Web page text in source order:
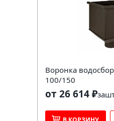
Воронка
100/150
от 26 614 ₽за